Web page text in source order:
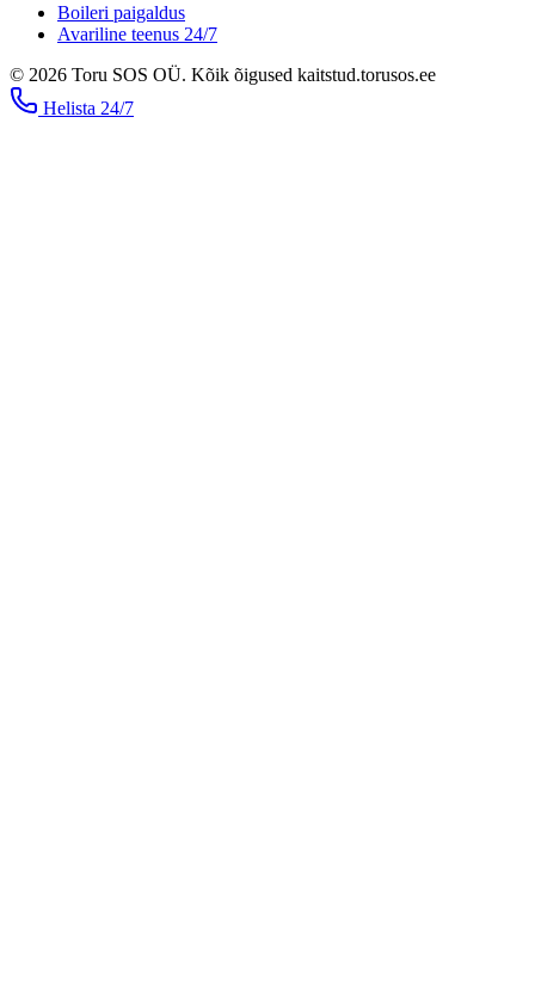
Boileri paigaldus
Avariline teenus 24/7
© 2026 Toru SOS OÜ. Kõik õigused kaitstud.torusos.ee
Helista 24/7